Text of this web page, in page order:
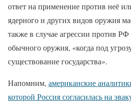
ответ на применение против неё
ядерного и других видов оружия
также в случае агрессии против
обычного оружия, «когда под
существование государства».
Напомним, американские
которой Россия согласилась на